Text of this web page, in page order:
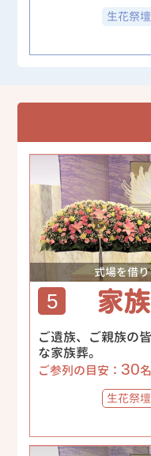
生花祭壇
式場を借
5 家
ご遺族、ご親族の
な家族葬。
ご参列の目安： 30
生花祭壇